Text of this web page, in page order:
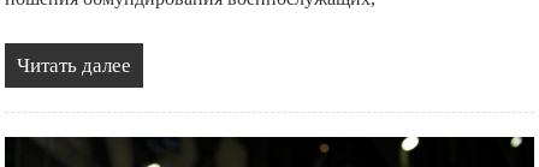
Читать далее